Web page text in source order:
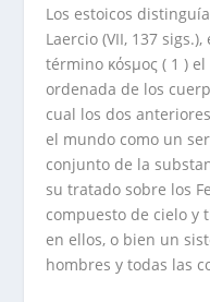
Los estoicos
Laercio (VII, 137
término κόsµος ( 1 )
ordenada de los
cual los dos
el mundo como un
conjunto de la
su tratado sobre los
compuesto de cielo y
en ellos, o bien un
hombres y todas las